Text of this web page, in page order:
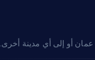
أو إلى أي مدينة أخرى.